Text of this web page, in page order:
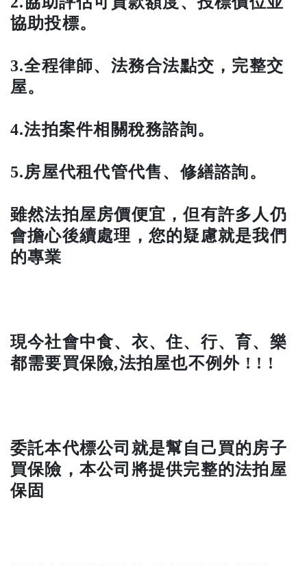
協助投標。
3.全程律師、法務合法點交，完整交
屋。
4.法拍案件相關稅務諮詢。
5.房屋代租代管代售、修繕諮詢。
雖然法拍屋房價便宜，但有許多人仍
會擔心後續處理，您的疑慮就是我們
的專業
現今社會中食、衣、住、行、育、樂
都需要買保險,法拍屋也不例外 ! ! !
委託本代標公司就是幫自己買的房子
買保險，本公司將提供完整的法拍屋
保固